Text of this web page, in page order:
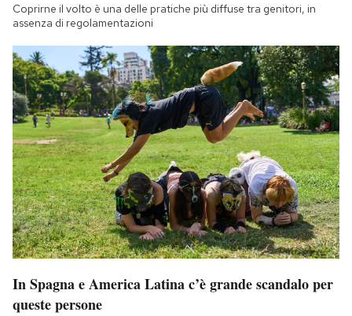
Coprirne il volto è una delle pratiche più diffuse tra genitori, in
assenza di regolamentazioni
In Spagna e America Latina c’è grande scandalo per
queste persone